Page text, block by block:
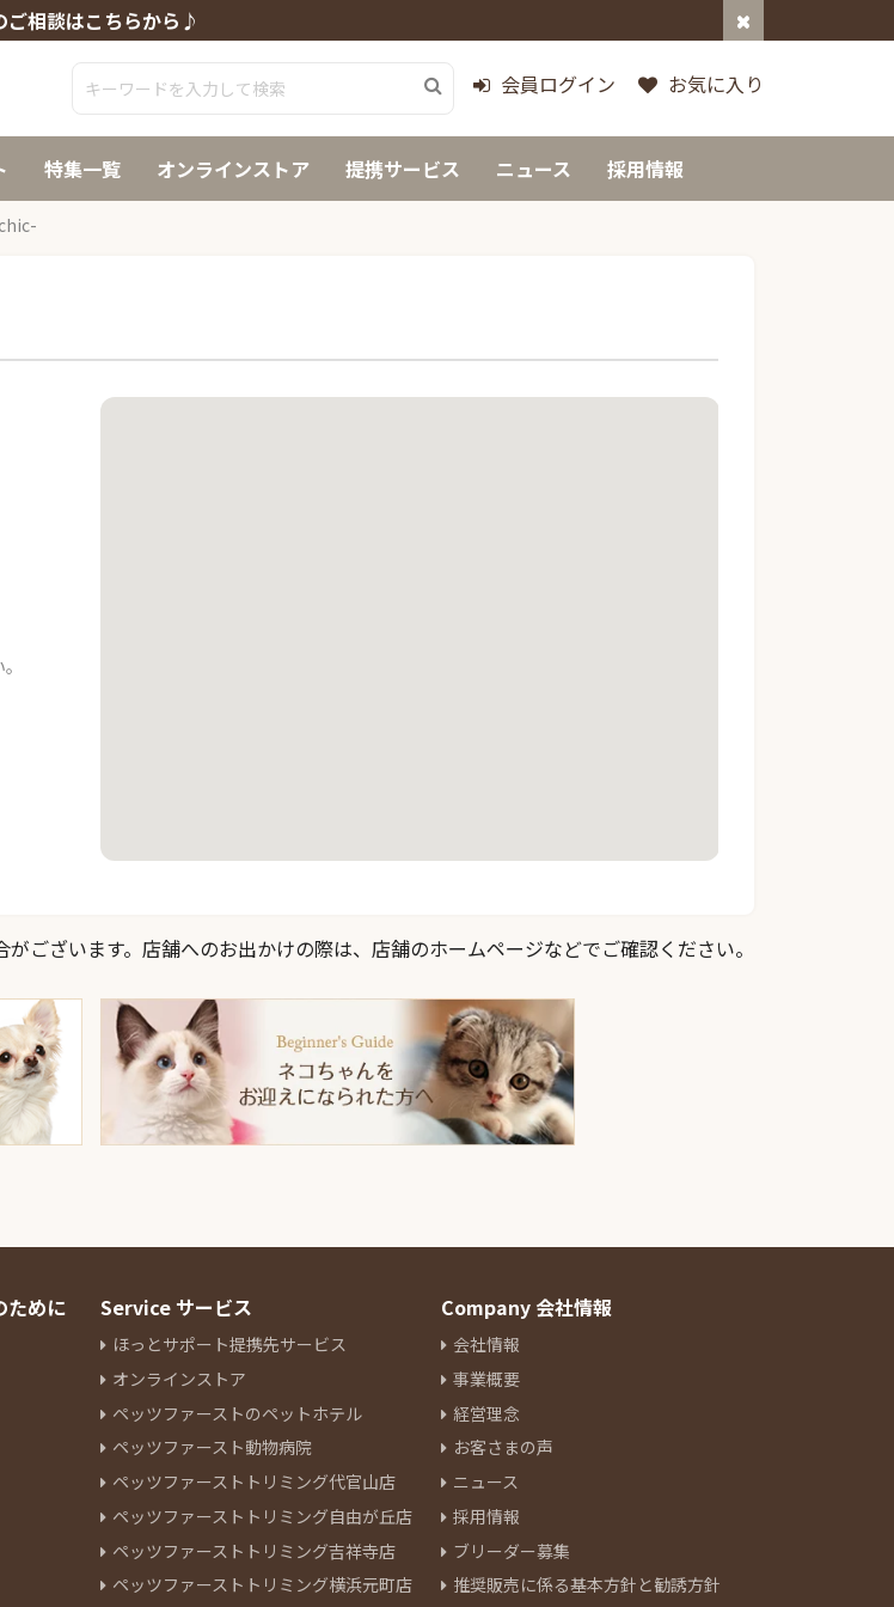
ご相談はこちらから♪
会員ログイン お気に入り
特集一覧 オンラインストア 提携サービス ニュース 採用情報
ございます。店舗へのお出かけの際は、店舗のホームページなどでご確認ください。
ために Service サービス
ほっとサポート提携先サービス
オンラインストア
ペッツファーストのペットホテル
ペッツファースト動物病院
ペッツファーストトリミング代官山店
ペッツファーストトリミング自由が丘店
ペッツファーストトリミング吉祥寺店
ペッツファーストトリミング横浜元町店
Company 会社情報
会社情報
事業概要
経営理念
お客さまの声
ニュース
採用情報
ブリーダー募集
推奨販売に係る基本方針と勧誘方針